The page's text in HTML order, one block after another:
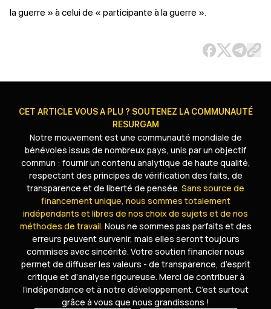
la guerre » à celui de « participante à la guerre ».
CET ARTICLE VOUS A PLU ? SOUTENEZ LA COMMUNAUTÉ
RESURGAM
Notre mouvement est une communauté mondiale de
bénévoles issus de nombreux pays, unis par un objectif
commun : fournir un contenu analytique de haute qualité,
respectant des principes de vérification des faits, de
transparence et de liberté de pensée. Sans source de
financement unique, nous sommes totalement
indépendants et libres de nos choix de sujets et de nos
méthodes de travail. Nous ne sommes pas parfaits et des
erreurs peuvent survenir, mais elles seront toujours
commises avec sincérité. Votre soutien financier nous
permet de diffuser les valeurs - de transparence, d’esprit
critique et d’analyse rigoureuse. Merci de contribuer à
l’indépendance et à notre développement. C’est surtout
grâce à vous que nous grandissons !